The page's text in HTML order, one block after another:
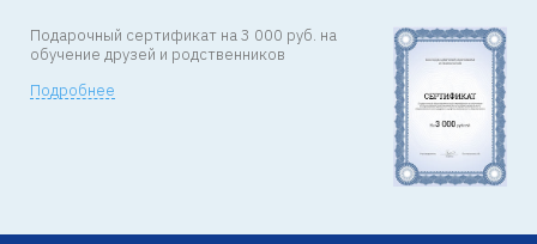
Подарочный сертификат на3 000 руб. на
обучение друзей и родственников
Подробнее